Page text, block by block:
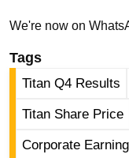
ऑ
टो
व
न्यू
ज
We're now on
Tags
Titan Q4 Results
Titan Share Price
Corporate